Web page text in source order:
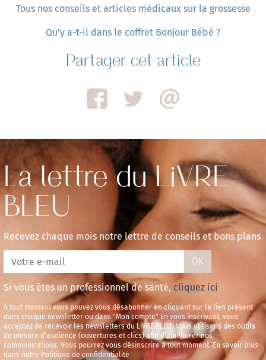
Tous nos conseils et articles médicaux sur la grossesse
Qu'y a-t-il dans le coffret Bonjour Bébé ?
Partager cet article
La lettre du LiVRE
BLEU
Recevez chaque mois notre lettre de conseils et bons plans
OK
Si vous êtes un professionnel de santé, cliquez ici
À tout moment vous pouvez vous désabonner en cliquant sur le lien présent
dans chaque newsletter ou dans "Mon compte" En vous inscrivant, vous
acceptez de recevoir les newsletters du LiVRE BLEU. Nous utilisons des outils
de mesure d’audience (ouvertures et clics) afin d’améliorer nos
communications. Vous pourrez vous désinscrire à tout moment. En savoir plus
dans notre Politique de confidentialité